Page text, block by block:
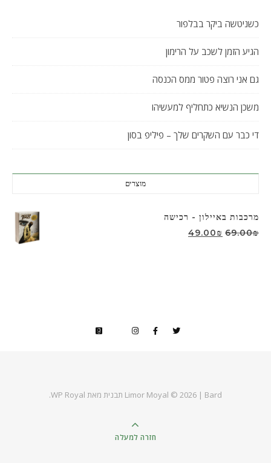
כשניטשה ביקר בבלפור
הגיע הזמן לשכב על הרימון
גם אני רוצה פטור ממס הכנסה
משכן הנשיא כתחליף למעשיהו
די כבר עם השקרים שלך – פיליפ בסון
מוצרים
מרכבות באיילון - רכישה
69.00₪ המחיר המקורי היה: 69.00₪.
49.00₪ המחיר הנוכחי הוא: 49.00₪.
Limor Moyal © 2026 | Bard תבנית מאת WP Royal
.
חזרה למעלה